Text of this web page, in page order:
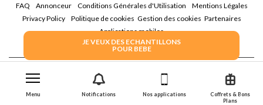
Coffrets & Bons
Plans
Nos applications
Notifications
Menu
JE VEUX DES ECHANTILLONS
POUR BEBE
FAQ Annonceur Conditions Générales d'Utilisation
Mentions Légales
Privacy Policy
Politique de cookies Gestion des cookies Partenaires
Applications mobiles
2026 Family Service - La Boîte Rose